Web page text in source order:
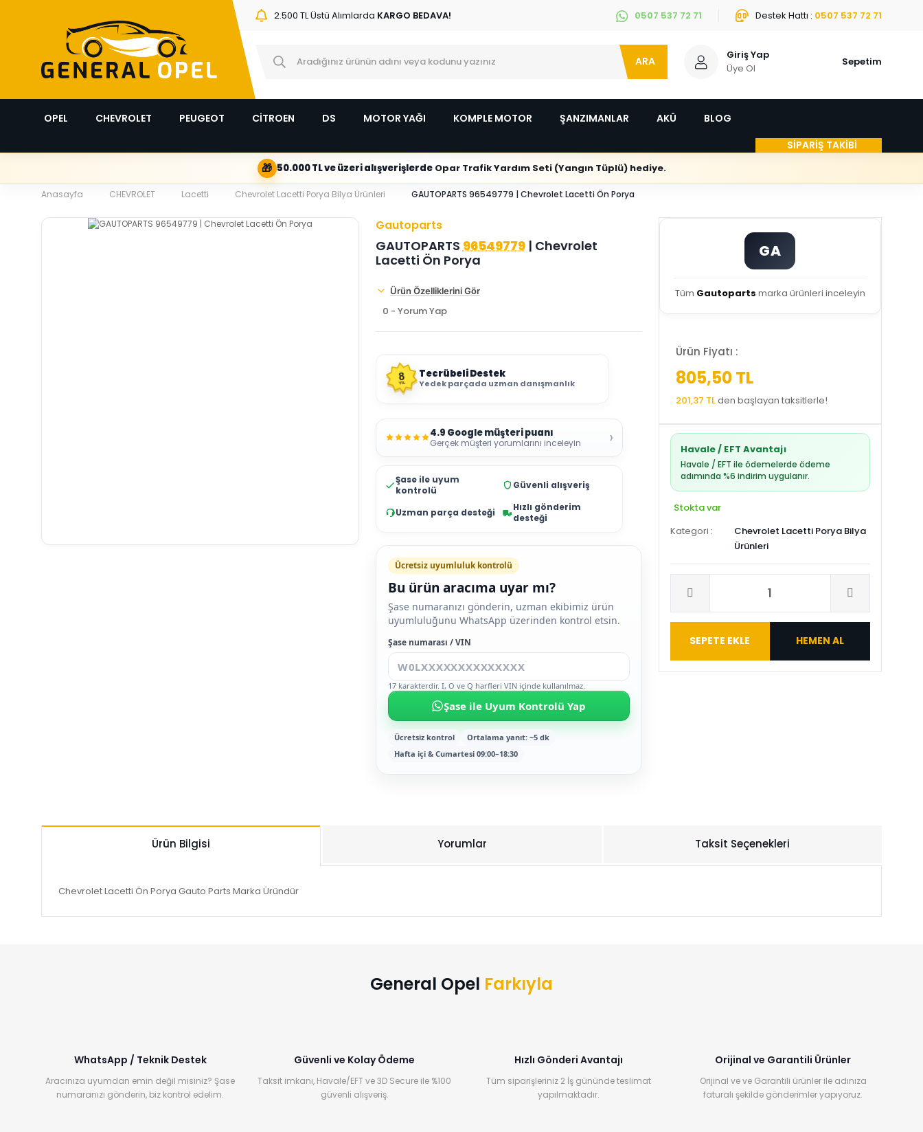
2.500 TL Üstü Alımlarda KARGO BEDAVA! 0507 537 72 71 Destek Hattı : 0507 537 72 71
ARA
Giriş Yap
Üye Ol
Sepetim
OPEL CHEVROLET PEUGEOT CİTROEN DS MOTOR YAĞI KOMPLE MOTOR ŞANZIMANLAR AKÜ
BLOG
SİPARİŞ TAKİBİ
🎁 50.000 TL ve üzeri alışverişlerdeOpar Trafik Yardım Seti (Yangın Tüplü) hediye.
Anasayfa CHEVROLET Lacetti Chevrolet Lacetti Porya Bilya Ürünleri GAUTOPARTS 96549779 | Chevrolet Lacetti Ön Porya
Gautoparts
GAUTOPARTS 96549779| Chevrolet
Lacetti Ön Porya
Ürün Özelliklerini Gör
0 - Yorum Yap
8
YIL
Tecrübeli Destek
Yedek parçada uzman danışmanlık
4.9 Google müşteri puanı
Gerçek müşteri yorumlarını inceleyin ›
Şase ile uyum
kontrolü
Güvenli alışveriş
Uzman parça desteği
Hızlı gönderim
desteği
Ücretsiz uyumluluk kontrolü
Bu ürün aracıma uyar mı?
Şase numaranızı gönderin, uzman ekibimiz ürün
uyumluluğunu WhatsApp üzerinden kontrol etsin.
Şase numarası / VIN
17 karakterdir. I, O ve Q harfleri VIN içinde kullanılmaz.
Şase ile Uyum Kontrolü Yap
Ücretsiz kontrol
Ortalama yanıt: ~5 dk
Hafta içi & Cumartesi 09:00–18:30
GA
Tüm Gautoparts marka ürünleri inceleyin
Ürün Fiyatı :
805,50 TL
201,37 TLden başlayan taksitlerle!
Havale / EFT Avantajı
Havale / EFT ile ödemelerde ödeme
adımında %6 indirim uygulanır.
Stokta var
Kategori
Chevrolet Lacetti Porya Bilya
Ürünleri
SEPETE EKLE HEMEN AL
Ürün Bilgisi Yorumlar Taksit Seçenekleri
Chevrolet Lacetti Ön Porya Gauto Parts Marka Üründür
General Opel Farkıyla
WhatsApp / Teknik Destek
Aracınıza uyumdan emin değil misiniz? Şase
numaranızı gönderin, biz kontrol edelim.
Güvenli ve Kolay Ödeme
Taksit imkanı, Havale/EFT ve 3D Secure ile %100
güvenli alışveriş.
Hızlı Gönderi Avantajı
Tüm siparişleriniz 2 İş gününde teslimat
yapılmaktadır.
Orijinal ve Garantili Ürünler
Orijinal ve ve Garantili ürünler ile adınıza
faturalı şekilde gönderimler yapıyoruz.